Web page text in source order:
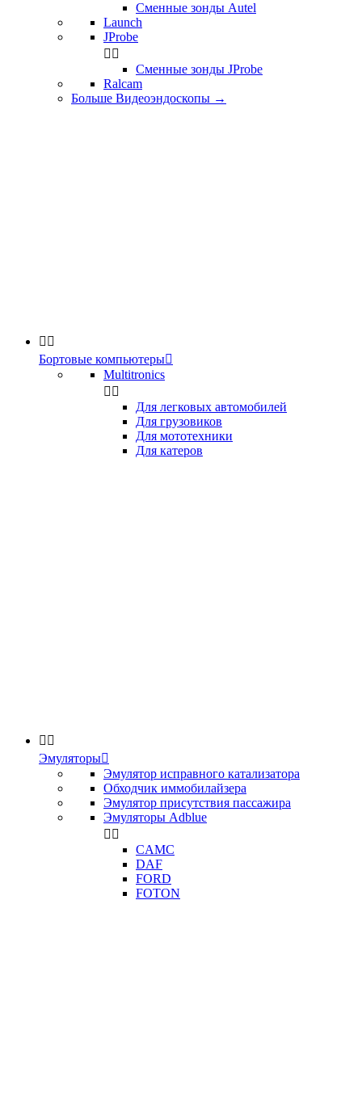
Сменные зонды Autel
Launch
JProbe
 
Сменные зонды JProbe
Ralcam
Больше Видеоэндоскопы →
 
Бортовые компьютеры
Multitronics
 
Для легковых автомобилей
Для грузовиков
Для мототехники
Для катеров
 
Эмуляторы
Эмулятор исправного катализатора
Обходчик иммобилайзера
Эмулятор присутствия пассажира
Эмуляторы Adblue
 
CAMC
DAF
FORD
FOTON